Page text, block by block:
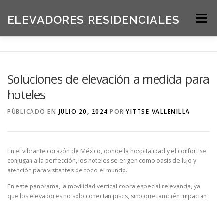
contenido
ELEVADORES RESIDENCIALES Menú
SOLICITE UNA COTIZACIÓN
Soluciones de elevación a medida para
hoteles
PÚBLICADO EN JULIO 20, 2024 POR YITTSE VALLENILLA
En el vibrante corazón de México, donde la hospitalidad y el confort se
conjugan a la perfección, los hoteles se erigen como oasis de lujo y
atención para visitantes de todo el mundo.
En este panorama, la movilidad vertical cobra especial relevancia, ya
que los elevadores no solo conectan pisos, sino que también impactan